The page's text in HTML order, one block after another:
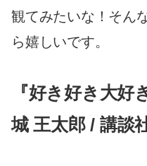
観てみたいな！そん
ら嬉しいです。
『好き好き大好
城 王太郎 / 講談